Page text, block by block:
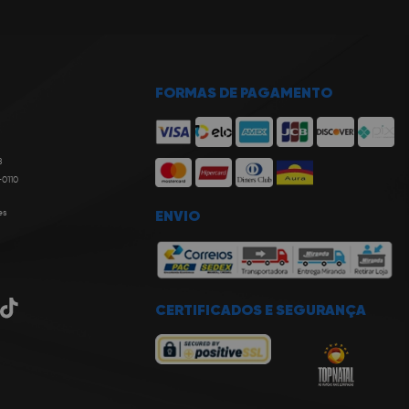
FORMAS DE PAGAMENTO
ENVIO
CERTIFICADOS E SEGURANÇA